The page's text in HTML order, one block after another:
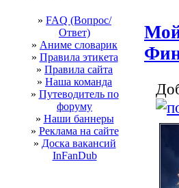
» FAQ (Вопрос/
Ответ)
» Аниме словарик
» Правила этикета
» Правила сайта
» Наша команда
» Путеводитель по
форуму
» Наши баннеры
» Реклама на сайте
» Доска вакансий
InFanDub